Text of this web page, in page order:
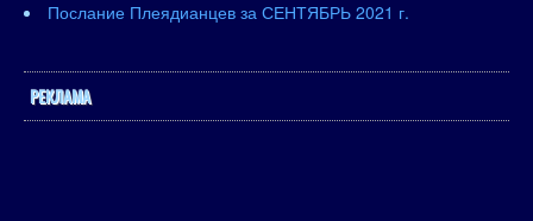
Послание Плеядианцев за СЕНТЯБРЬ 2021 г.
РЕКЛАМА